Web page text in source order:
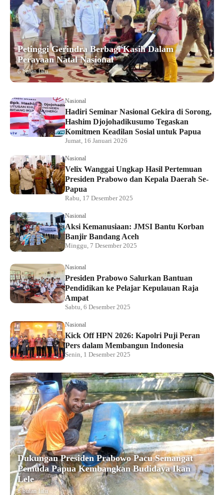
Petinggi Gerindra Berbagi Kasih Dalam
Perayaan Natal Nasional
6 bulan lalu
Nasional
Hadiri Seminar Nasional Gekira di Sorong,
Hashim Djojohadikusumo Tegaskan
Komitmen Keadilan Sosial untuk Papua
Jumat, 16 Januari 2026
Nasional
Velix Wanggai Ungkap Hasil Pertemuan
Presiden Prabowo dan Kepala Daerah Se-
Papua
Rabu, 17 Desember 2025
Nasional
Aksi Kemanusiaan: JMSI Bantu Korban
Banjir Bandang Aceh
Minggu, 7 Desember 2025
Nasional
Presiden Prabowo Salurkan Bantuan
Pendidikan ke Pelajar Kepulauan Raja
Ampat
Sabtu, 6 Desember 2025
Nasional
Kick Off HPN 2026: Kapolri Puji Peran
Pers dalam Membangun Indonesia
Senin, 1 Desember 2025
Dukungan Presiden Prabowo Pacu Semangat
Pemuda Papua Kembangkan Budidaya Ikan
Lele
8 bulan lalu